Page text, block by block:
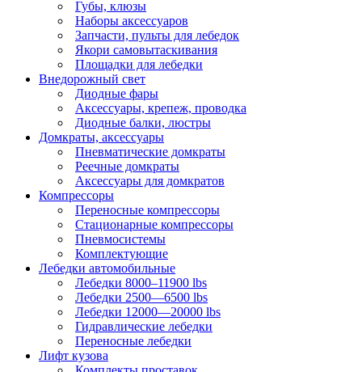
Губы, клюзы
Наборы аксессуаров
Запчасти, пульты для лебедок
Якори самовытаскивания
Площадки для лебедки
Внедорожный свет
Диодные фары
Аксессуары, крепеж, проводка
Диодные балки, люстры
Домкраты, аксессуары
Пневматические домкраты
Реечные домкраты
Аксессуары для домкратов
Компрессоры
Переносные компрессоры
Стационарные компрессоры
Пневмосистемы
Комплектующие
Лебедки автомобильные
Лебедки 8000–11900 lbs
Лебедки 2500—6500 lbs
Лебедки 12000—20000 lbs
Гидравлические лебедки
Переносные лебедки
Лифт кузова